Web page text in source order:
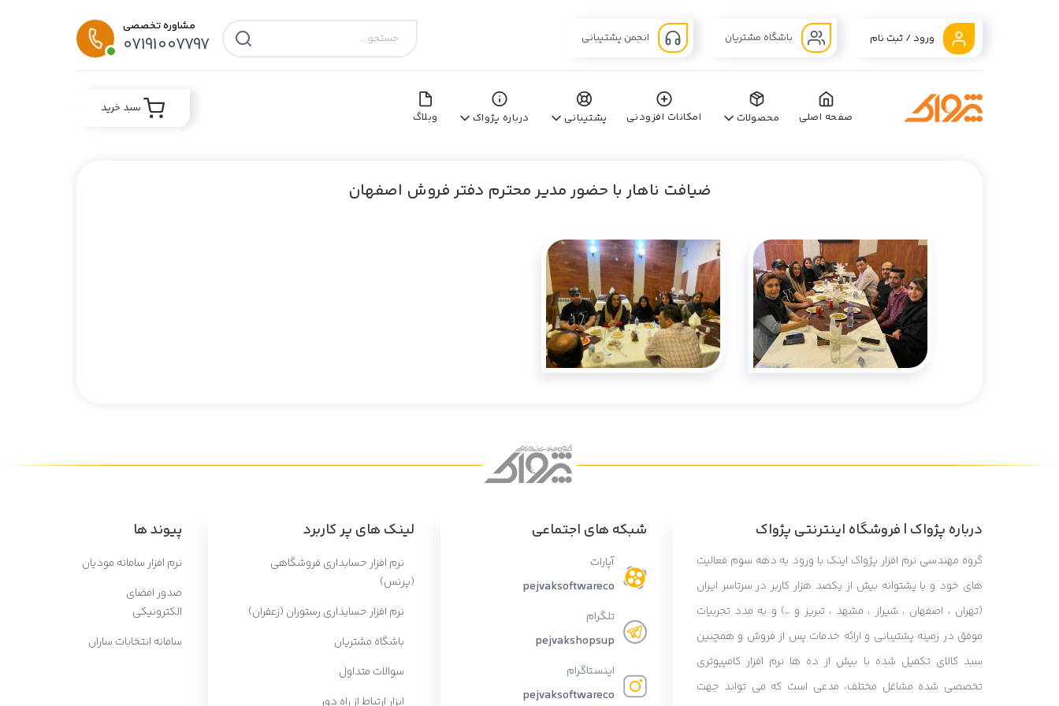
ورود / ثبت نام باشگاه مشتریان انجمن پشتیبانی
مشاوره تخصصی
07191007797
صفحه اصلی محصولات امکانات افزودنی پشتیبانی درباره پژواک وبلاگ
سبد خرید
ضیافت ناهار با حضور مدیر محترم دفتر فروش اصفهان
درباره پژواک | فروشگاه اینترنتی پژواک
گروه مهندسی نرم افزار پژواک اینک با ورود به دهه سوم فعالیت
های خود و با پشتوانه بیش از یکصد هزار کاربر در سرتاسر ایران
(تهران ، اصفهان ، شیراز ، مشهد ، تبریز و …) و به مدد تجربیات
موفق در زمینه پشتیبانی و ارائه خدمات پس از فروش و همچنین
سبد کالای تکمیل شده با بیش از ده ها نرم افزار کامپیوتری
تخصصی شده مشاغل مختلف، مدعی است که می تواند جهت
شبکه های اجتماعی
آپارات
pejvaksoftwareco
تلگرام
pejvakshopsup
اینستاگرام
pejvaksoftwareco
لینک های پر کاربرد
نرم افزار حسابداری فروشگاهی
(پرنس)
نرم افزار حسابداری رستوران (زعفران)
باشگاه مشتریان
سوالات متداول
ابزار ارتباط از راه دور
پیوند ها
نرم افزار سامانه مودیان
صدور امضای
الکترونیکی
سامانه انتخابات ساران